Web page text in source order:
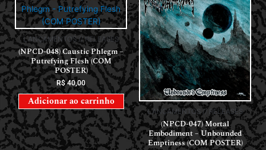
LANÇAMENTOS // RELEASES
(NPCD-048) Caustic Phlegm –
Putrefying Flesh (COM
POSTER)
R$40,00
Adicionar ao carrinho
LANÇAMENTOS // RELEASES
(NPCD-047) Mortal
Embodiment – Unbounded
Emptiness (COM POSTER)